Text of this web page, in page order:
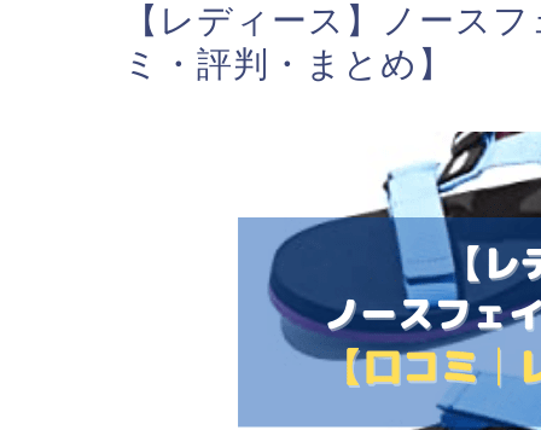
【レディース】ノース
ミ・評判・まとめ】